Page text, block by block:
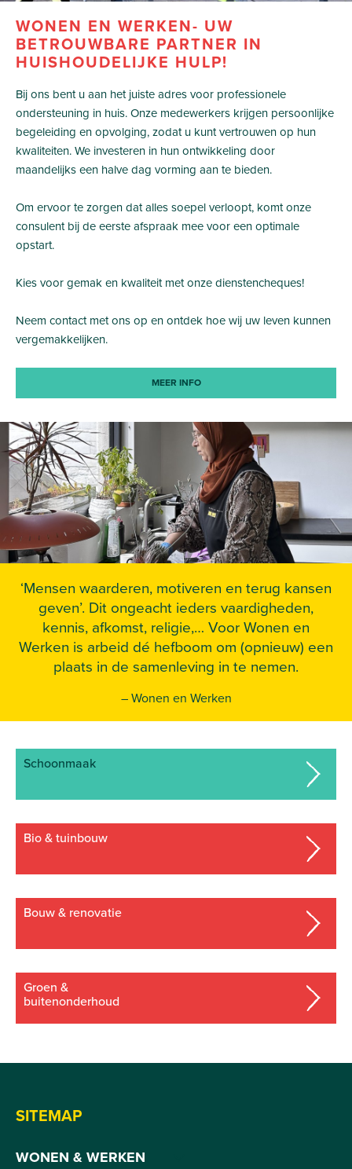
WONEN EN WERKEN- UW
BETROUWBARE PARTNER IN
HUISHOUDELIJKE HULP!
Bij ons bent u aan het juiste adres voor professionele
ondersteuning in huis. Onze medewerkers krijgen persoonlijke
begeleiding en opvolging, zodat u kunt vertrouwen op hun
kwaliteiten. We investeren in hun ontwikkeling door
maandelijks een halve dag vorming aan te bieden.
Om ervoor te zorgen dat alles soepel verloopt, komt onze
consulent bij de eerste afspraak mee voor een optimale
opstart.
Kies voor gemak en kwaliteit met onze dienstencheques!
Neem contact met ons op en ontdek hoe wij uw leven kunnen
vergemakkelijken.
MEER INFO
‘Mensen waarderen, motiveren en terug kansen
geven’. Dit ongeacht ieders vaardigheden,
kennis, afkomst, religie,… Voor Wonen en
Werken is arbeid dé hefboom om (opnieuw) een
plaats in de samenleving in te nemen.
– Wonen en Werken
schoonmaak
bio & tuinbouw
bouw & renovatie
groen &
buitenonderhoud
SITEMAP
WONEN & WERKEN